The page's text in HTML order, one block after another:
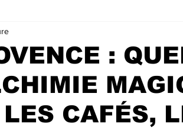
!
2025 A LA UNE trasune
:
CAFÉS,